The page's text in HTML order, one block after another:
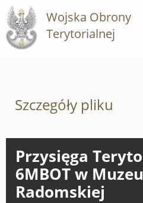
Wojska Obrony
Terytorialnej
Szczegóły pliku
Przysięga
6MBOT w
Radomskiej